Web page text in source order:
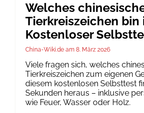
Welches
Tierkreiszeichen bin
Kostenloser
China-Wiki.de 8. März 2026
Viele fragen sich, welches
Tierkreiszeichen zum eigenen
diesem kostenlosen Selbsttest
Sekunden heraus – inklusive
wie Feuer, Wasser oder Holz.